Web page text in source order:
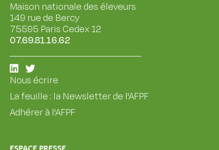
Maison nationale des éleveurs
149 rue de Bercy
75595 Paris Cedex 12
07.69.81.16.62
Nous écrire
La feuille : la Newsletter de l'AFPF
Adhérer à l'AFPF